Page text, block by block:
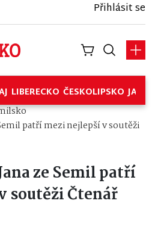
Přihlásit se
LIBERECKO ČESKOLIPSKO
patří mezi nejlepší v soutěži
ze Semil patří
soutěži Čtenář